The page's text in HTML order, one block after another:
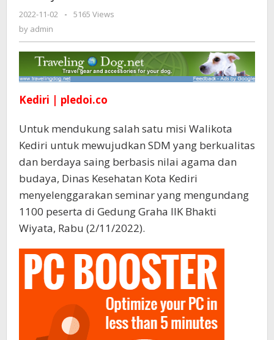
1100
Remaja
2022-11-02
by
-
5165 Views
by admin
Kediri | pledoi.co
Untuk mendukung salah satu misi Walikota
Kediri untuk mewujudkan SDM yang berkualitas
dan berdaya saing berbasis nilai agama dan
budaya, Dinas Kesehatan Kota Kediri
menyelenggarakan seminar yang mengundang
1100 peserta di Gedung Graha IIK Bhakti
Wiyata, Rabu (2/11/2022).